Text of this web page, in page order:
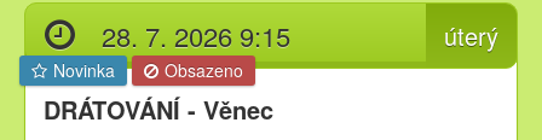
úterý
28. 7. 2026 9:15
Novinka Obsazeno
DRÁTOVÁNÍ - Věnec